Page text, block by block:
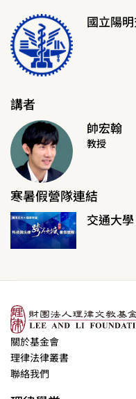
國立陽
講者
帥宏翰
教授
寒暑假營隊連結
關於基金會
理律法律叢書
聯絡我們